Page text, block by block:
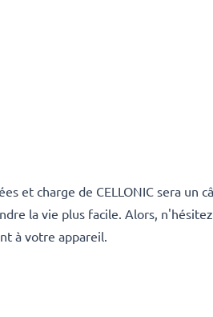
et charge de CELLONIC sera un
la vie plus facile. Alors,
à votre appareil.